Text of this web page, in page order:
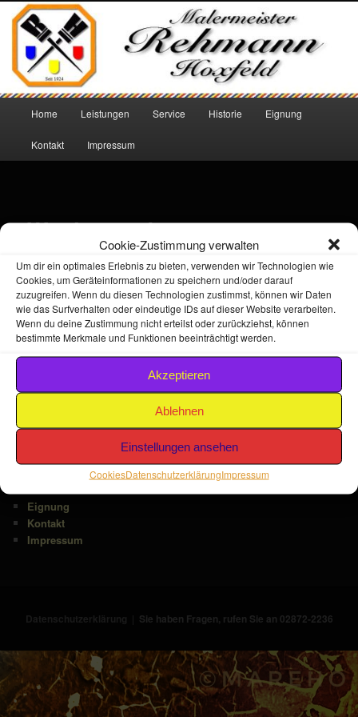
Cookie-Zustimmung verwalten
Um dir ein optimales Erlebnis zu bieten, verwenden wir Technologien wie
Cookies, um Geräteinformationen zu speichern und/oder darauf
zuzugreifen. Wenn du diesen Technologien zustimmst, können wir Daten
wie das Surfverhalten oder eindeutige IDs auf dieser Website verarbeiten.
Wenn du deine Zustimmung nicht erteilst oder zurückziehst, können
bestimmte Merkmale und Funktionen beeinträchtigt werden.
Akzeptieren
Ablehnen
Einstellungen ansehen
CookiesDatenschutzerklärungImpressum
Zum
primären
springenMalermeister Rehmann Hoxfeld
Maler Borken seit 1924
Home Leistungen Service Historie Eignung
Kontakt Impressum
Wochenend &
Urlaubsservice
Renovierungen in Ihren Privat- & Geschäftsräumen, Büros,
Praxen, Kanzleien, Werkstätten und Lagern können
ausgeführt werden, wenn Sie nicht arbeiten!
Und dieses, zu vernünftigen Preisen!
Eignung
Kontakt
Impressum
Sie haben Fragen, rufen Sie an 02872-2236